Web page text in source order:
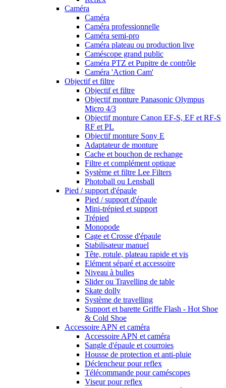
Caméra
Caméra
Caméra professionnelle
Caméra semi-pro
Caméra plateau ou production live
Caméscope grand public
Caméra PTZ et Pupitre de contrôle
Caméra 'Action Cam'
Objectif et filtre
Objectif et filtre
Objectif monture Panasonic Olympus
Micro 4/3
Objectif monture Canon EF-S, EF et RF-S
RF et PL
Objectif monture Sony E
Adaptateur de monture
Cache et bouchon de rechange
Filtre et complément optique
Système et filtre Lee Filters
Photoball ou Lensball
Pied / support d'épaule
Pied / support d'épaule
Mini-trépied et support
Trépied
Monopode
Cage et Crosse d'épaule
Stabilisateur manuel
Tête, rotule, plateau rapide et vis
Elément séparé et accessoire
Niveau à bulles
Slider ou Travelling de table
Skate dolly
Système de travelling
Support et barette Griffe Flash - Hot Shoe
& Cold Shoe
Accessoire APN et caméra
Accessoire APN et caméra
Sangle d'épaule et courroies
Housse de protection et anti-pluie
Déclencheur pour reflex
Télécommande pour caméscopes
Viseur pour reflex